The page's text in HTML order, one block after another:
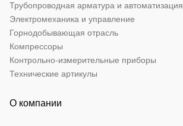
Трубопроводная арматура и автоматизация
Электромеханика и управление
Горнодобывающая отрасль
Компрессоры
Контрольно-измерительные приборы
Технические артикулы
О компании